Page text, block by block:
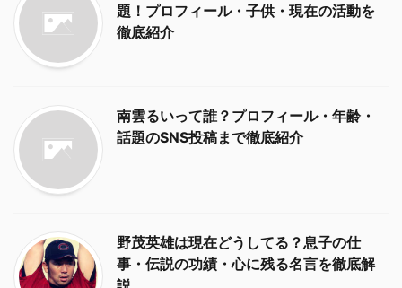
題！プロフィール・子供・現在の活動を
徹底紹介
南雲るいって誰？プロフィール・年齢・
話題のSNS投稿まで徹底紹介
野茂英雄は現在どうしてる？息子の仕
事・伝説の功績・心に残る名言を徹底解